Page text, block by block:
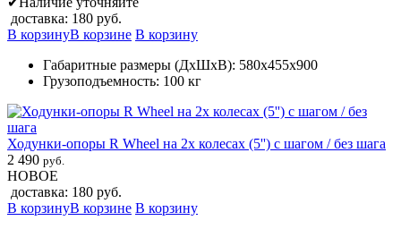
доставка: 180 руб.
В корзинуВ корзине В корзину
Габаритные размеры (ДхШхВ): 580х455х900
Грузоподъемность: 100 кг
Ходунки-опоры R Wheel на 2х колесах (5'') с шагом / без шага
2 490 руб.
НОВОЕ
доставка: 180 руб.
В корзинуВ корзине В корзину